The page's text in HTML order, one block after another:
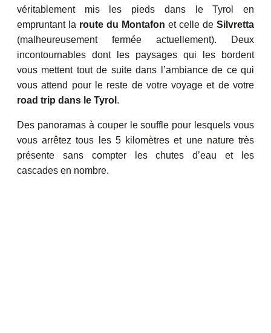
véritablement mis les pieds dans le Tyrol en
empruntant la route du Montafon et celle de Silvretta
(malheureusement fermée actuellement). Deux
incontournables dont les paysages qui les bordent
vous mettent tout de suite dans l’ambiance de ce qui
vous attend pour le reste de votre voyage et de votre
road trip dans le Tyrol .
Des panoramas à couper le souffle pour lesquels vous
vous arrêtez tous les 5 kilomètres et une nature très
présente sans compter les chutes d’eau et les
cascades en nombre.